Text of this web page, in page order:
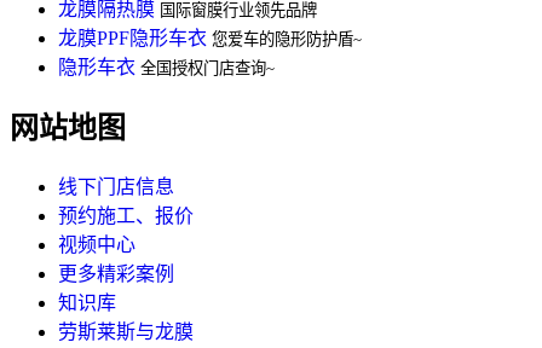
龙膜隔热膜 国际窗膜行业领先品牌
龙膜PPF隐形车衣 您爱车的隐形防护盾~
隐形车衣 全国授权门店查询~
网站地图
线下门店信息
预约施工、报价
视频中心
更多精彩案例
知识库
劳斯莱斯与龙膜